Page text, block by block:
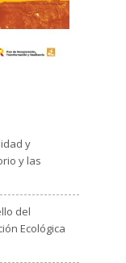
y
y las
del
Ecológica